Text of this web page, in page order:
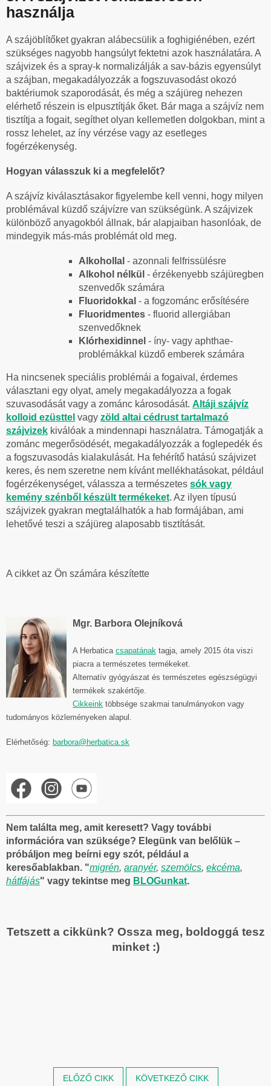
használja
A szájöblítőket gyakran alábecsülik a foghigiénében, ezért
szükséges nagyobb hangsúlyt fektetni azok használatára. A
szájvizek és a spray-k normalizálják a sav-bázis egyensúlyt
a szájban, megakadályozzák a fogszuvasodást okozó
baktériumok szaporodását, és még a szájüreg nehezen
elérhető részein is elpusztítják őket. Bár maga a szájvíz nem
tisztítja a fogait, segíthet olyan kellemetlen dolgokban, mint a
rossz lehelet, az íny vérzése vagy az esetleges
fogérzékenység.
Hogyan válasszuk ki a megfelelőt?
A szájvíz kiválasztásakor figyelembe kell venni, hogy milyen
problémával küzdő szájvízre van szükségünk. A szájvizek
különböző anyagokból állnak, bár alapjaiban hasonlóak, de
mindegyik más-más problémát old meg.
Alkohollal - azonnali felfrissülésre
Alkohol nélkül - érzékenyebb szájüregben
szenvedők számára
Fluoridokkal - a fogzománc erősítésére
Fluoridmentes - fluorid allergiában
szenvedőknek
Klórhexidinnel - íny- vagy aphthae-
problémákkal küzdő emberek számára
Ha nincsenek speciális problémái a fogaival, érdemes
választani egy olyat, amely megakadályozza a fogak
szuvasodását vagy a zománc károsodását. Altáji szájvíz
kolloid ezüsttel vagy zöld altai cédrust tartalmazó
szájvizek kiválóak a mindennapi használatra. Támogatják a
zománc megerősödését, megakadályozzák a foglepedék és
a fogszuvasodás kialakulását. Ha fehérítő hatású szájvizet
keres, és nem szeretne nem kívánt mellékhatásokat, például
fogérzékenységet, válassza a természetes sók vagy
kemény szénből készült termékeket. Az ilyen típusú
szájvizek gyakran megtalálhatók a hab formájában, ami
lehetővé teszi a szájüreg alaposabb tisztítását.
A cikket az Ön számára készítette
Mgr. Barbora Olejníková
A Herbatica csapatának tagja, amely 2015 óta viszi
piacra a természetes termékeket.
Alternatív gyógyászat és természetes egészségügyi
termékek szakértője.
Cikkeink többsége szakmai tanulmányokon vagy
tudományos közleményeken alapul.
Elérhetőség: barbora@herbatica.sk
Nem találta meg, amit keresett? Vagy további
információra van szüksége? Elegünk van belőlük –
próbáljon meg beírni egy szót, például a
keresőablakban. "migrén, aranyér, szemölcs, ekcéma,
hátfájás" vagy tekintse meg BLOGunkat.
Tetszett a cikkünk? Ossza meg, boldoggá tesz
minket :)
ELŐZŐ CIKK KÖVETKEZŐ CIKK